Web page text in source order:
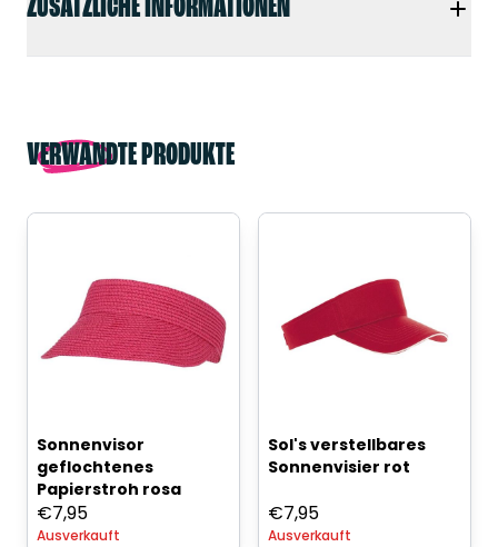
ZUSÄTZLICHE INFORMATIONEN
VERWANDTE PRODUKTE
Sonnenvisor
geflochtenes
Papierstroh rosa
€7,95
Ausverkauft
Sol's verstellbares
Sonnenvisier rot
€7,95
Ausverkauft